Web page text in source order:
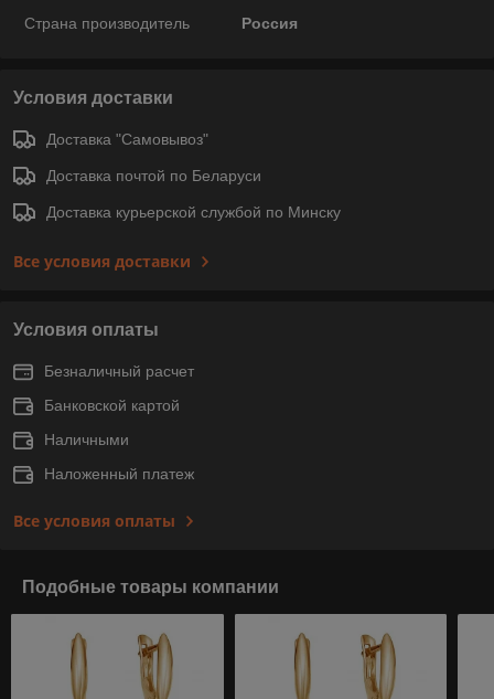
Страна производитель
Россия
Условия доставки
Доставка "Самовывоз"
Доставка почтой по Беларуси
Доставка курьерской службой по Минску
Все условия доставки
Условия оплаты
Безналичный расчет
Банковской картой
Наличными
Наложенный платеж
Все условия оплаты
Подобные товары компании